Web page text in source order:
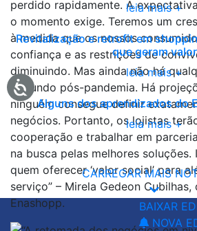
leia mais +
Revitalização e retrofit em
que geram valor
leia mais +
Alguns dos aprendizados do
leia mais +
CARREGAR MAIS
BAIXAR
NOVA